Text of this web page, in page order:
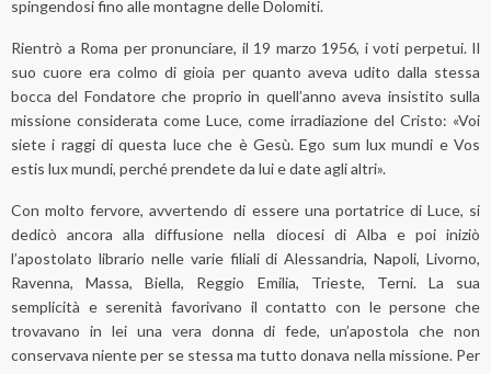
spingendosi fino alle montagne delle Dolomiti.
Rientrò a Roma per pronunciare, il 19 marzo 1956, i voti perpetui. Il
suo cuore era colmo di gioia per quanto aveva udito dalla stessa
bocca del Fondatore che proprio in quell’anno aveva insistito sulla
missione considerata come Luce, come irradiazione del Cristo: «Voi
siete i raggi di questa luce che è Gesù. Ego sum lux mundi e Vos
estis lux mundi, perché prendete da lui e date agli altri».
Con molto fervore, avvertendo di essere una portatrice di Luce, si
dedicò ancora alla diffusione nella diocesi di Alba e poi iniziò
l’apostolato librario nelle varie filiali di Alessandria, Napoli, Livorno,
Ravenna, Massa, Biella, Reggio Emilia, Trieste, Terni. La sua
semplicità e serenità favorivano il contatto con le persone che
trovavano in lei una vera donna di fede, un’apostola che non
conservava niente per se stessa ma tutto donava nella missione. Per